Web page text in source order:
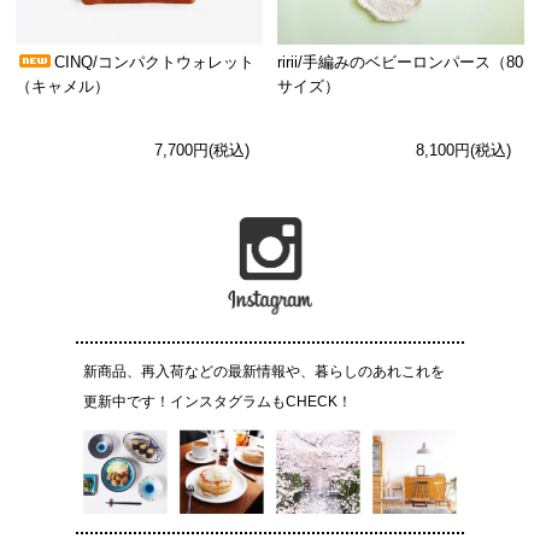
CINQ/コンパクトウォレット
（キャメル）
7,700円(税込)
ririi/手編みのベビーロンパース（80
サイズ）
8,100円(税込)
新商品、再入荷などの最新情報や、暮らしのあれこれを
更新中です！インスタグラムもCHECK！